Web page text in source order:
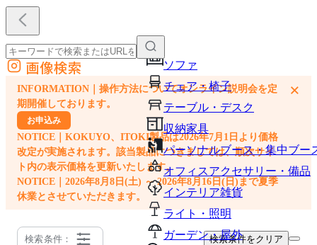
ソファ
チェア・椅子
テーブル・デスク
収納家具
パーソナルブース・集中ブー
オフィスアクセサリー・備品
インテリア雑貨
ライト・照明
ガーデン・屋外
外部サイトの商品をカートに追加
他のサイトで見つけた商品ページのURLを貼り付けて、カートに追加できます
画像検索
INFORMATION｜操作方法についてオンライン説明会を定
期開催しております。
お申込み
NOTICE｜KOKUYO、ITOKI製品は2026年7月1日より価格
改定が実施されます。該当製品につきましては、順次サイ
ト内の表示価格を更新いたします。
NOTICE｜2026年8月8日(土) ～ 2026年8月16日(日)まで夏季
休業とさせていただきます。
×
検索条件： 検索条件をクリア